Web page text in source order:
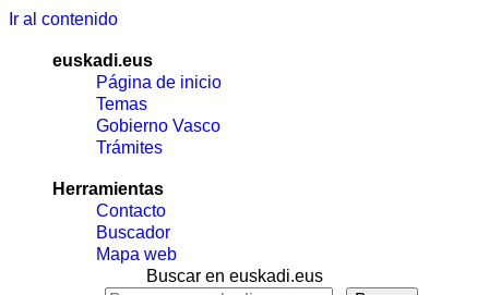
Ir al contenido
euskadi.eus
Página de inicio
Temas
Gobierno Vasco
Trámites
Herramientas
Contacto
Buscador
Mapa web
Buscar en euskadi.eus